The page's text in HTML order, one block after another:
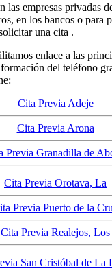
las empresas privadas
en los bancos o para
una cita .
enlace a las
del teléfono
Cita Previa Adeje
Cita Previa Arona
Previa Granadilla de
Cita Previa Orotava, La
Previa Puerto de la
Cita Previa Realejos, Los
San Cristóbal de La